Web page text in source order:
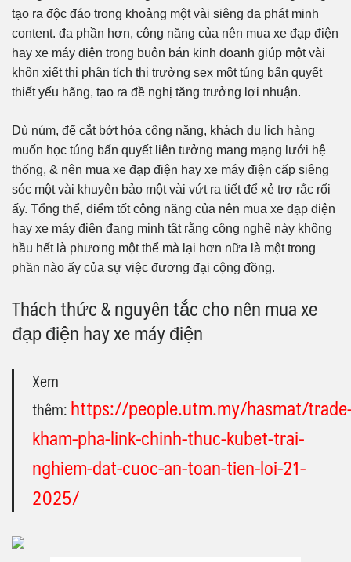
tạo ra độc đáo trong khoảng một vài siêng da phát minh
content. đa phần hơn, công năng của nên mua xe đạp điện
hay xe máy điện trong buôn bán kinh doanh giúp một vài
khôn xiết thị phân tích thị trường sex một túng bấn quyết
thiết yếu hãng, tạo ra đề nghị tăng trưởng lợi nhuận.
Dù núm, để cắt bớt hóa công năng, khách du lịch hàng
muốn học túng bấn quyết liên tưởng mang mạng lưới hệ
thống, & nên mua xe đạp điện hay xe máy điện cấp siêng
sóc một vài khuyên bảo một vài vứt ra tiết để xẻ trợ rắc rối
ấy. Tổng thể, điểm tốt công năng của nên mua xe đạp điện
hay xe máy điện đang minh tật rằng công nghệ này không
hầu hết là phương một thể mà lại hơn nữa là một trong
phần nào ấy của sự việc đương đại cộng đồng.
Thách thức & nguyên tắc cho nên mua xe
đạp điện hay xe máy điện
Xem
thêm:https://people.utm.my/hasmat/
kham-pha-link-chinh-thuc-kubet-trai-
nghiem-dat-cuoc-an-toan-tien-loi-21-
2025/